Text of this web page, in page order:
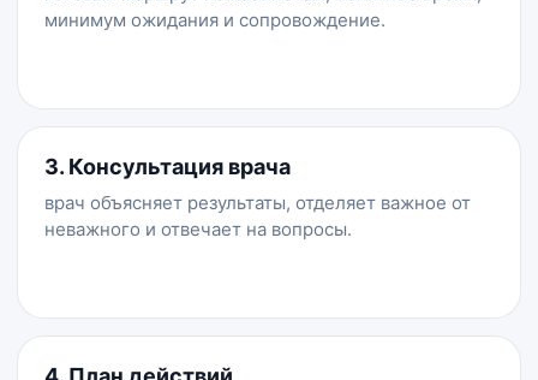
минимум ожидания и сопровождение.
3. Консультация врача
врач объясняет результаты, отделяет важное от
неважного и отвечает на вопросы.